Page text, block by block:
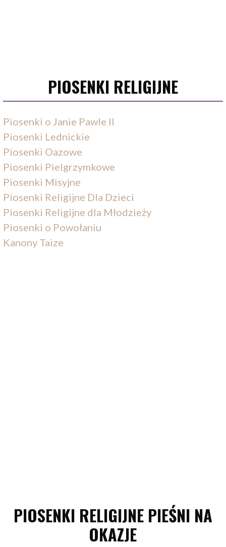
PIOSENKI RELIGIJNE
Piosenki o Janie Pawle II
Piosenki Lednickie
Piosenki Oazowe
Piosenki Pielgrzymkowe
Piosenki Misyjne
Piosenki Religijne Dla Dzieci
Piosenki Religijne dla Młodzieży
Piosenki o Powołaniu
Kanony Taize
PIOSENKI RELIGIJNE PIEŚNI NA
OKAZJE